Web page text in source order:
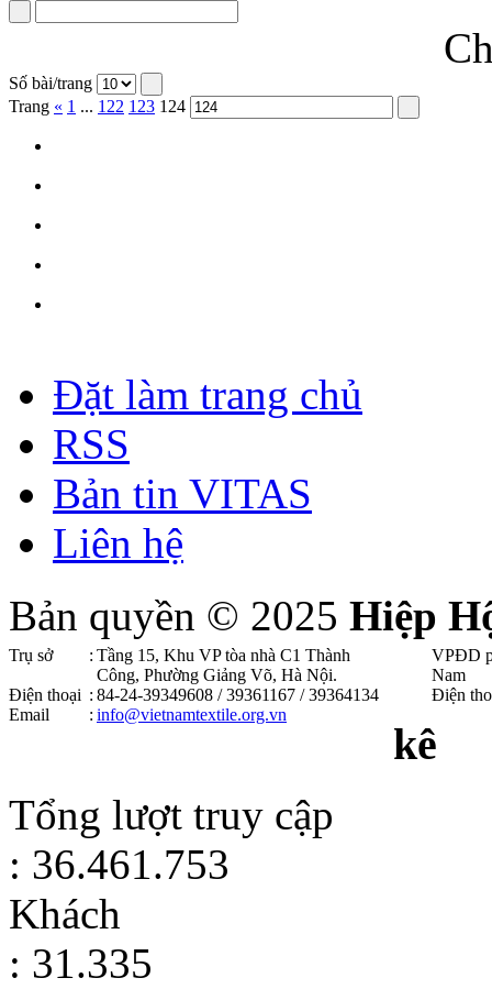
Số bài/trang
Trang « 1 ... 122 123 124
Đặt làm trang chủ
RSS
Bản tin VITAS
Liên hệ
Bản quyền © 2025 Hiệp
Trụ sở : Tầng 15, Khu VP tòa nhà C1 Thành
Công, Phường Giảng Võ, Hà Nội .
Điện thoại : 84-24-39349608 / 39361167 / 39364134
Email
: info@vietnamtextile.org.vn
VPĐD
Nam
Điện
kê
Tổng lượt truy cập
: 36.461.753
Khách
: 31.335